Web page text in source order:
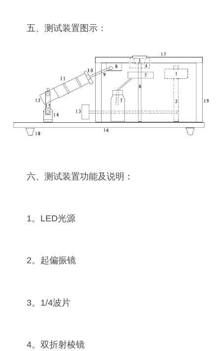
五、测试装置图示：
六、测试装置功能及说明：
1。LED光源
2。起偏振镜
3。1/4波片
4。双折射棱镜